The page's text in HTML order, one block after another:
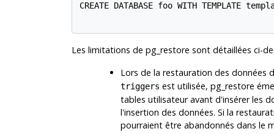
CREATE DATABASE foo WITH TEMPLATE
Les limitations de pg_restore sont détaillées ci-
Lors de la restauration des
triggers est utilisée, pg_restore
tables utilisateur avant d'insérer les
l'insertion des données. Si la
pourraient être abandonnés dans le